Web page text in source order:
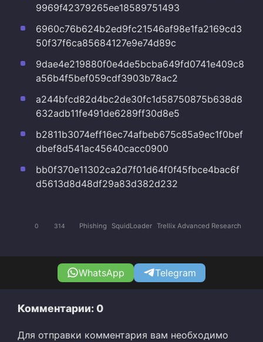
9969f42379265ee18589751493
6960c76b624b2ed9fc21546af98e1fa2169cd3
50f37f6ca85684127e9e74d89c
9dae4e219880f0e4de5bcba649fd0741e409c8
a56b4f5bef059cdf3903b78ac2
a244bfcd82d4bc2de30fc1d58750875b638d8
632adb11fe491de6289ff30d8e5
b2811b3074eff16ec74afbeb675c85a9ec1f0bef
dbef8d541ac45640cacc0900
bb0f370e11302ca2d7f01d64f0f45fbce4bac6f
d5613d8d48df29a83d382d232
0 314 Phishing SquidLoader Trellix Advanced Research
WhatsApp Telegram
Комментарии: 0
Для отправки комментария вам необходимо